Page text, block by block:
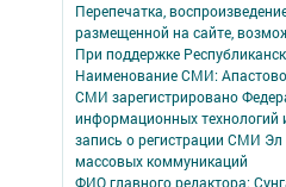
Перепечатка,
размещенной на сайте,
При поддержке
Наименование СМИ:
СМИ зарегистрировано
информационных
запись о регистрации СМИ
массовых коммуникаций
ФИО главного редактора: